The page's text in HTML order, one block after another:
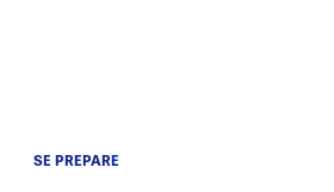
SE PREPARE